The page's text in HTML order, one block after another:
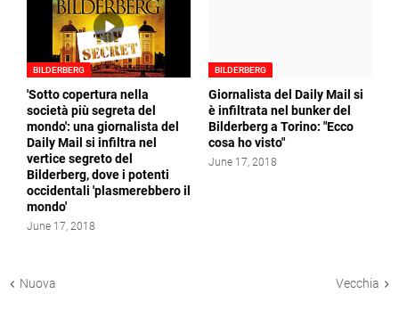
BILDERBERG
'Sotto copertura nella
società più segreta del
mondo': una giornalista del
Daily Mail si infiltra nel
vertice segreto del
Bilderberg, dove i potenti
occidentali 'plasmerebbero il
mondo'
June 17, 2018
BILDERBERG
Giornalista del Daily Mail si
è infiltrata nel bunker del
Bilderberg a Torino: "Ecco
cosa ho visto"
June 17, 2018
Nuova Vecchia